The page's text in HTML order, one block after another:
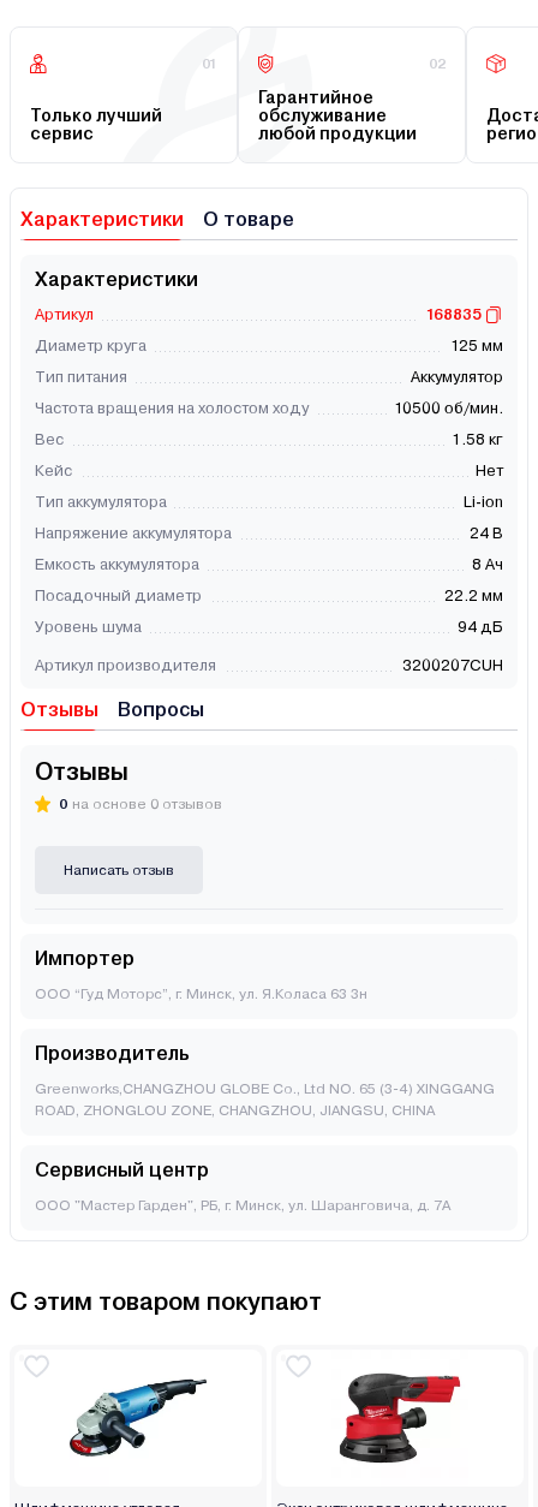
01
Только лучший
сервис
02
Гарантийное
обслуживание
любой продукции
Характеристики О товаре
Характеристики
Артикул
168835
Диаметр круга
125 мм
Тип питания
Аккумулятор
Частота вращения на холостом ходу
10500 об/мин.
Вес
1.58 кг
Кейс
Нет
Тип аккумулятора
Li-ion
Напряжение аккумулятора
24 В
Емкость аккумулятора
8 Ач
Посадочный диаметр
22.2 мм
Уровень шума
94 дБ
Артикул производителя 3200207CUH
Отзывы Вопросы
Отзывы
0 на основе 0 отзывов
Написать отзыв
Импортер
ООО “Гуд Моторс”, г. Минск, ул. Я.Коласа 63 3н
Производитель
Greenworks,CHANGZHOU GLOBE Co., Ltd NO. 65 (3-4) XINGGANG
ROAD, ZHONGLOU ZONE, CHANGZHOU, JIANGSU, CHINA
Сервисный центр
ООО "Мастер Гарден", РБ, г. Минск, ул. Шаранговича, д. 7А
С этим товаром покупают